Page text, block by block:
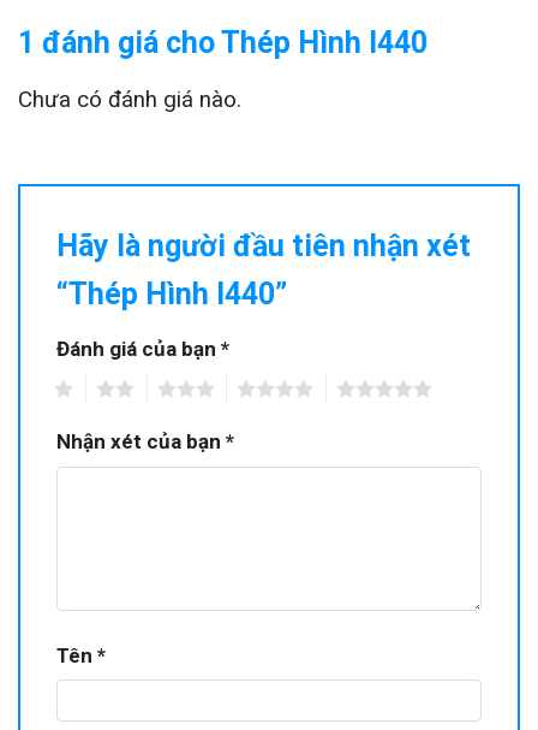
1 đánh giá choThép Hình I440
Chưa có đánh giá nào.
Hãy là người đầu tiên nhận xét
“Thép Hình I440”
Đánh giá của bạn *
Nhận xét của bạn *
Tên *